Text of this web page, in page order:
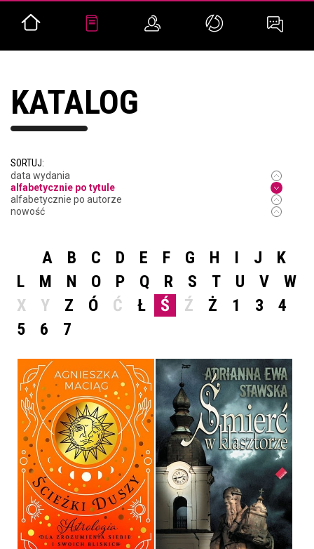
KATALOG
SORTUJ:
data wydania
alfabetycznie po tytule
alfabetycznie po autorze
nowość
A B C D E F G H I J
K
L
M N O P Q R S T U V
W
X
Y Z Ó Ć Ł Ś Ź Ż 1 3
4
5
6 7
ŚCIEŻKI DUSZY
AGNIESZKA MACIĄG
OPRAWA TWARDA
69,99 ZŁ
ŚMIERĆ W KLASZTORZE
ADRIANNA EWA STAWSKA
OPRAWA MIĘKKA
29,00 ZŁ